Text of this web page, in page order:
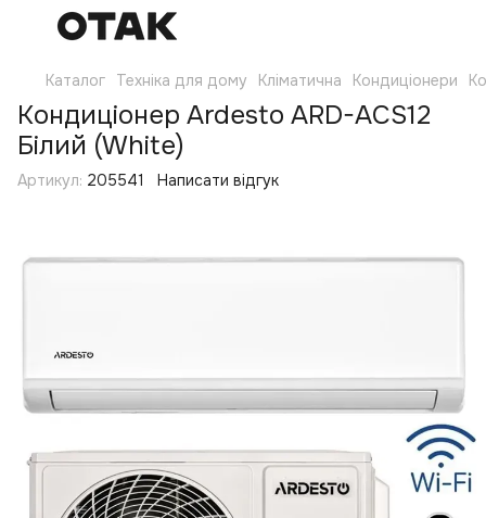
Каталог Техніка для дому Кліматична Кондиціонери
Кондиціонер Ardesto ARD-ACS12
Білий (White)
Артикул: 205541 Написати відгук